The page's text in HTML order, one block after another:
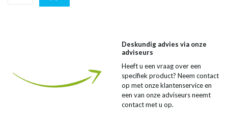
Deskundig advies via onze
adviseurs
Heeft u een vraag over een
specifiek product? Neem contact
op met onze klantenservice en
een van onze adviseurs neemt
contact met u op.